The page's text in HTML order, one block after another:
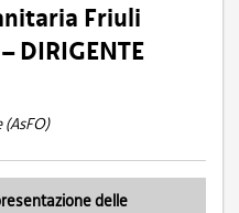
Friuli
DIRIGENTE
(AsFO)
delle